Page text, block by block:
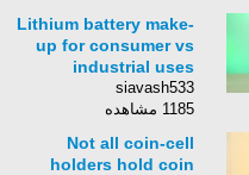
Lithium battery make-
up for consumer vs
industrial uses
siavash533
1185 مشاهده
Not all coin-cell
holders hold coin